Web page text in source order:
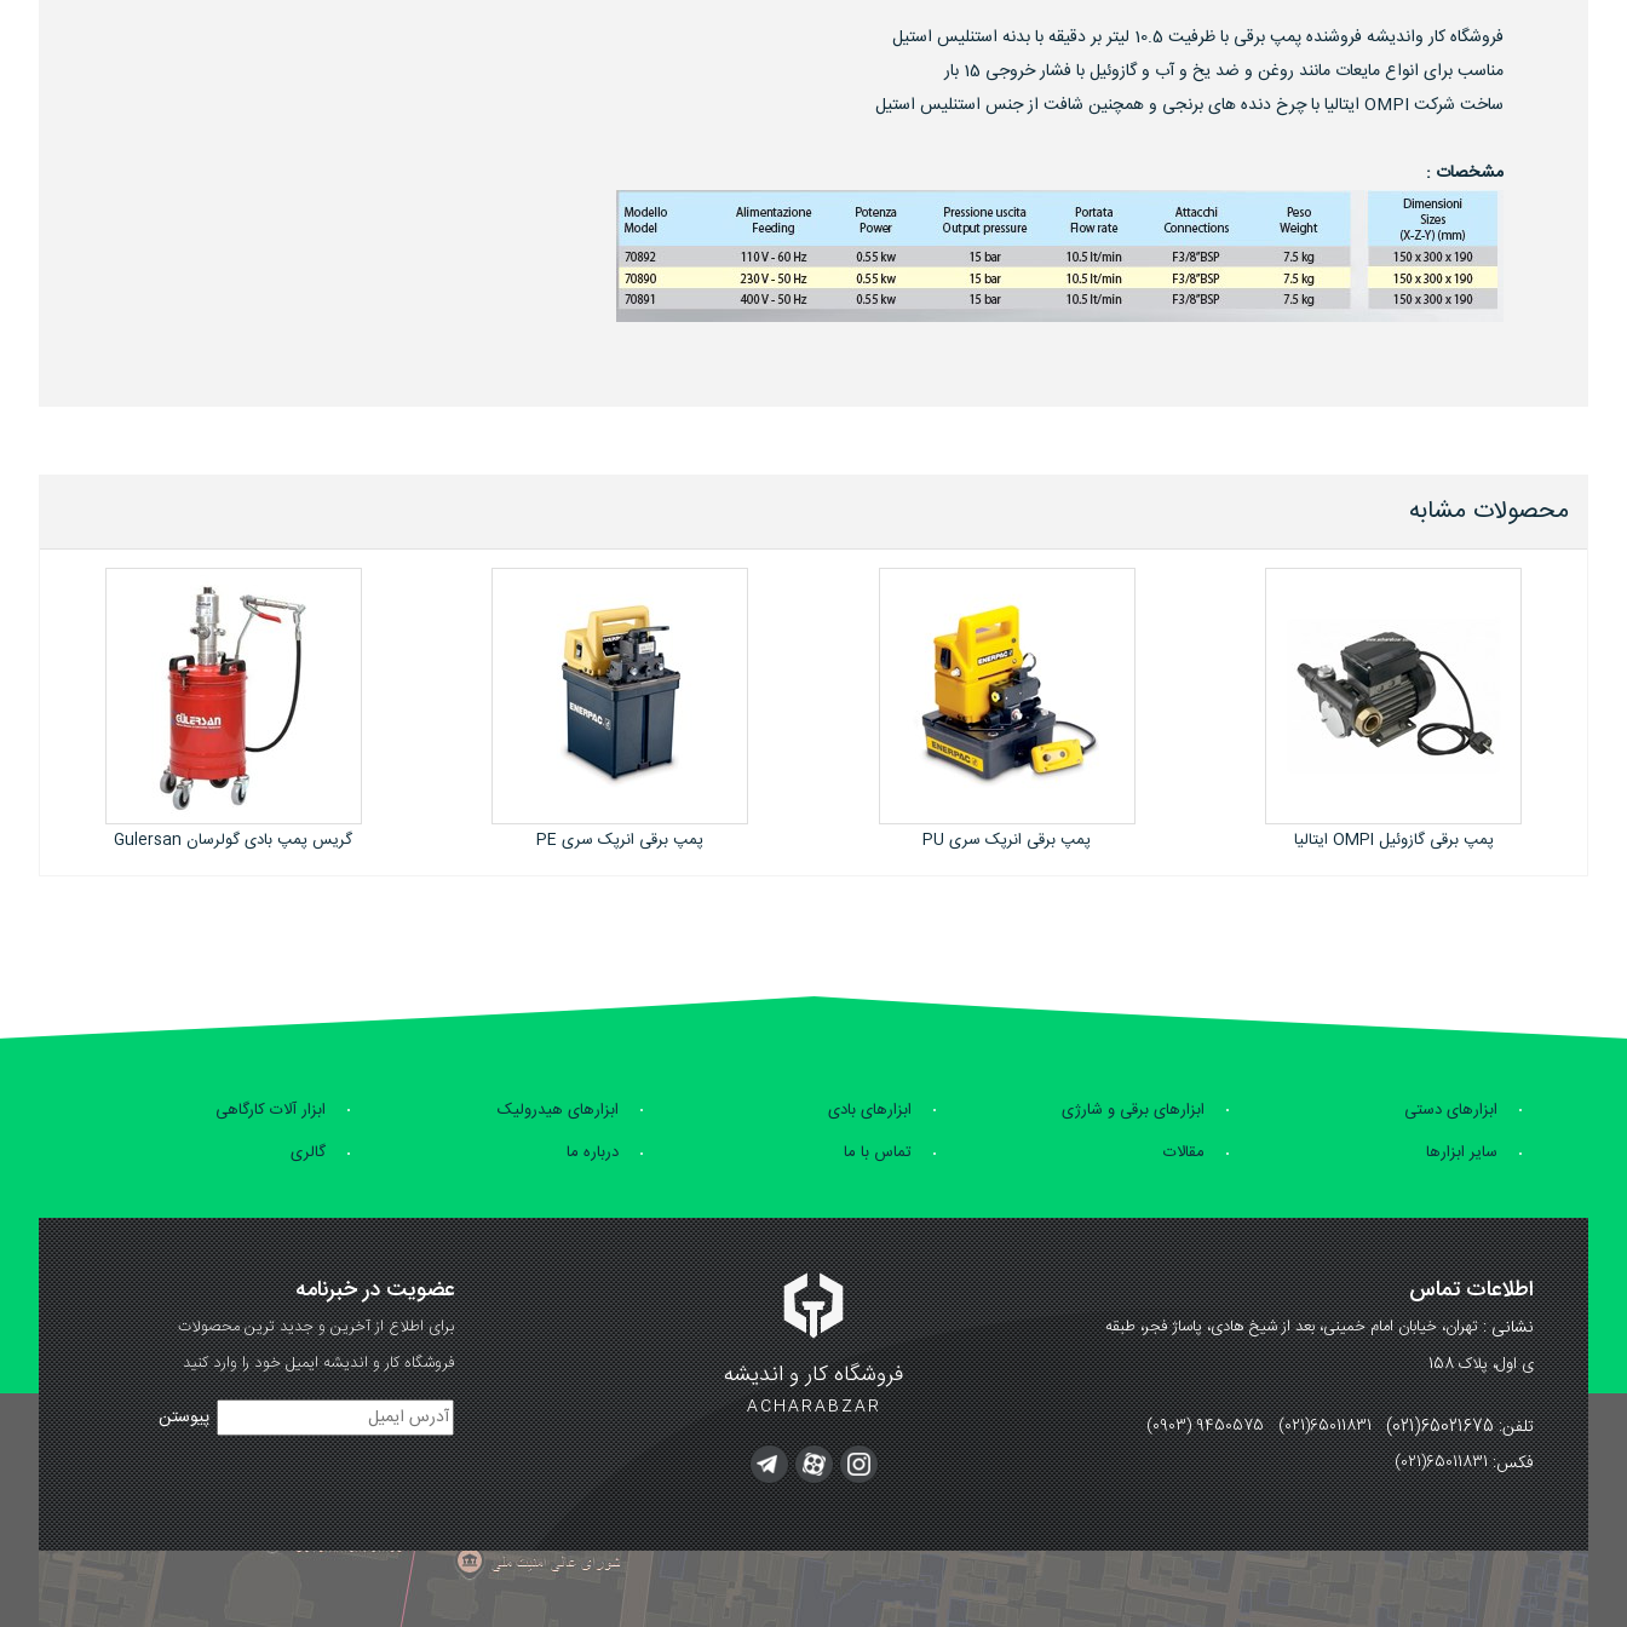
فروشگاه کار واندیشه فروشنده پمپ برقی با ظرفیت 10.5 لیتر بر دقیقه با بدنه استنلیس استیل
مناسب برای انواع مایعات مانند روغن و ضد یخ و آب و گازوئیل با فشار خروجی 15 بار
ساخت شرکت OMPI ایتالیا با چرخ دنده های برنجی و همچنین شافت از جنس استنلیس استیل
مشخصات :
محصولات مشابه
پمپ برقی انرپک سری PU پمپ برقی انرپک سری PE گریس پمپ بادی گولرسان Gulersan انشعاب گیر لوله فلزی REED ساخت امریکا
ابزارهای دستی ابزارهای برقی و شارژی ابزارهای بادی ابزارهای هیدرولیک
ابزار آلات کارگاهی
سایر ابزارها
مقالات تماس با ما درباره ما گالری
فروشگاه کار و اندیشه
ACHARABZAR
اطلاعات تماس
نشانی :تهران، خیابان امام خمینی، بعد از شیخ هادی، پاساژ فجر، طبقه
ی اول، پلاک 158
تلفن: 65021675(021) (0903) 9450575 (021)65011831
فکس:(021)65011831
عضویت در خبرنامه
برای اطلاع از آخرین و جدید ترین محصولات
فروشگاه کار و اندیشه ایمیل خود را وارد کنید